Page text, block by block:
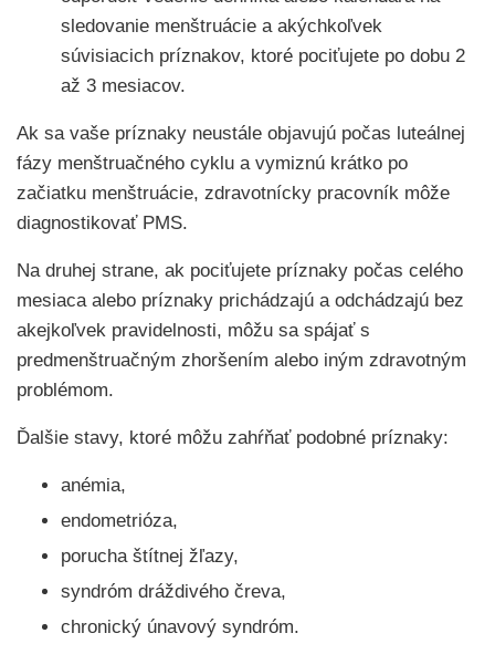
sledovanie menštruácie a akýchkoľvek
súvisiacich príznakov, ktoré pociťujete po dobu 2
až 3 mesiacov.
Ak sa vaše príznaky neustále objavujú počas luteálnej
fázy menštruačného cyklu a vymiznú krátko po
začiatku menštruácie, zdravotnícky pracovník môže
diagnostikovať PMS.
Na druhej strane, ak pociťujete príznaky počas celého
mesiaca alebo príznaky prichádzajú a odchádzajú bez
akejkoľvek pravidelnosti, môžu sa spájať s
predmenštruačným zhoršením alebo iným zdravotným
problémom.
Ďalšie stavy, ktoré môžu zahŕňať podobné príznaky:
anémia,
endometrióza,
porucha štítnej žľazy,
syndróm dráždivého čreva,
chronický únavový syndróm.